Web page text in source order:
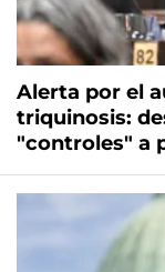
Alerta por el
triquinosis:
"controles" a